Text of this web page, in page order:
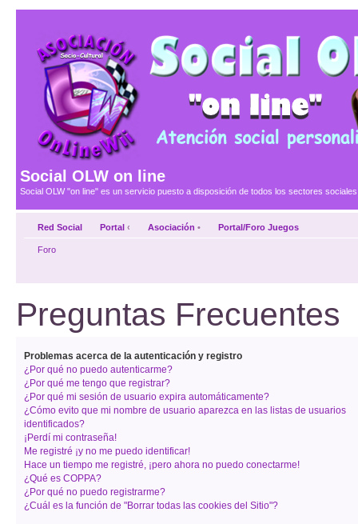
Social OLW on line
Social OLW "on line" es un servicio puesto a disposición de todos los sectores
Red Social Portal ‹ Asociación • Portal/Foro Juegos
Foro
Preguntas Frecuentes
Problemas acerca de la autenticación y registro
¿Por qué no puedo autenticarme?
¿Por qué me tengo que registrar?
¿Por qué mi sesión de usuario expira automáticamente?
¿Cómo evito que mi nombre de usuario aparezca en las listas de usuarios
identificados?
¡Perdí mi contraseña!
Me registré ¡y no me puedo identificar!
Hace un tiempo me registré, ¡pero ahora no puedo conectarme!
¿Qué es COPPA?
¿Por qué no puedo registrarme?
¿Cuál es la función de "Borrar todas las cookies del Sitio"?